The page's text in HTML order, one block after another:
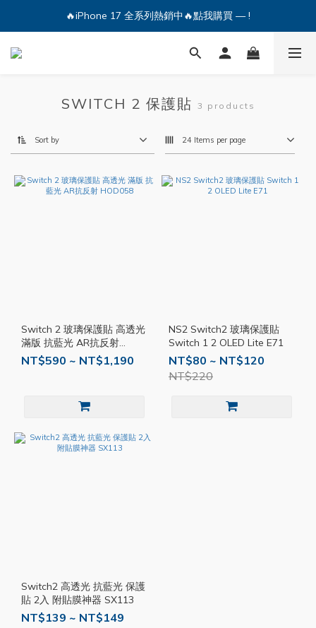
🔥iPhone 17 全系列熱銷中🔥點我購買 — !
🔥iPhone 17 全系列熱銷中🔥點我購買 — !
💕加入Q哥 Line 新好友領優惠券！🎫
SWITCH 2 保護貼 3 products
Sort by 24 Items per page
Switch 2 玻璃保護貼 高透光
滿版 抗藍光 AR抗反射
HOD058
NT$590 ~ NT$1,190
NS2 Switch2 玻璃保護貼
Switch 1 2 OLED Lite E71
NT$80 ~ NT$120
NT$220
Switch2 高透光 抗藍光 保護
貼 2入 附貼膜神器 SX113
NT$139 ~ NT$149